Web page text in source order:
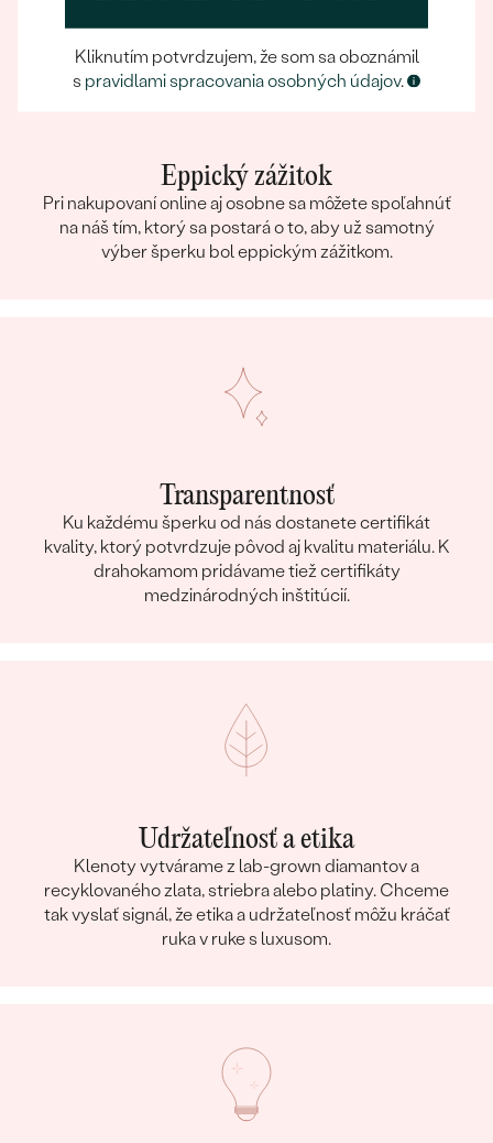
Eppický zážitok
Pri nakupovaní online aj osobne sa môžete spoľahnúť
na náš tím, ktorý sa postará o to, aby už samotný
výber šperku bol eppickým zážitkom.
Transparentnosť
Ku každému šperku od nás dostanete certifikát
kvality, ktorý potvrdzuje pôvod aj kvalitu materiálu. K
drahokamom pridávame tiež certifikáty
medzinárodných inštitúcií.
Udržateľnosť a etika
Klenoty vytvárame z lab-grown diamantov a
recyklovaného zlata, striebra alebo platiny. Chceme
tak vyslať signál, že etika a udržateľnosť môžu kráčať
ruka v ruke s luxusom.
Kliknutím potvrdzujem, že som sa oboznámil
s pravidlami spracovania osobných údajov.